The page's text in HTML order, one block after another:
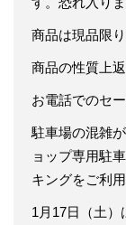
商品は現品限
商品の性質上
お電話でのセ
駐車場の混雑
ョップ専用駐
キングをご利用
1月17日（土